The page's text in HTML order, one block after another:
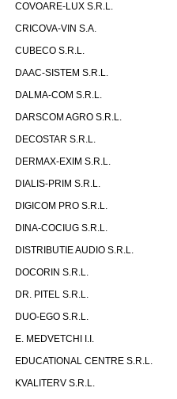
COVOARE-LUX S.R.L.
CRICOVA-VIN S.A.
CUBECO S.R.L.
DAAC-SISTEM S.R.L.
DALMA-COM S.R.L.
DARSCOM AGRO S.R.L.
DECOSTAR S.R.L.
DERMAX-EXIM S.R.L.
DIALIS-PRIM S.R.L.
DIGICOM PRO S.R.L.
DINA-COCIUG S.R.L.
DISTRIBUTIE AUDIO S.R.L.
DOCORIN S.R.L.
DR. PITEL S.R.L.
DUO-EGO S.R.L.
E. MEDVETCHI I.I.
EDUCATIONAL CENTRE S.R.L.
KVALITERV S.R.L.